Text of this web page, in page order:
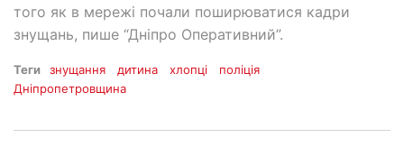
того як в мережі почали поширюватися кадри
знущань, пише “Дніпро Оперативний”.
Теги знущання дитина хлопці
поліція
Дніпропетровщина